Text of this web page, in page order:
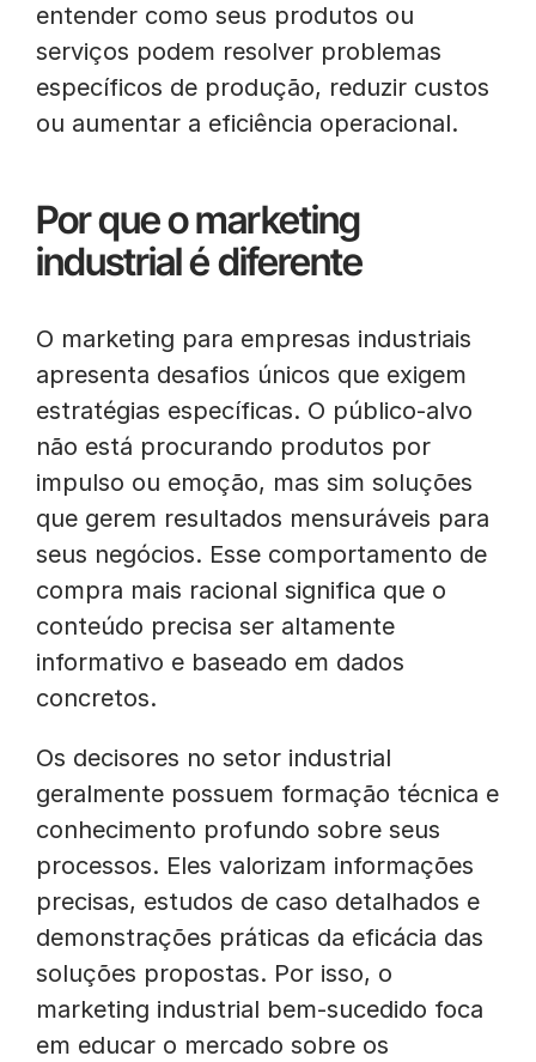
entender como seus produtos ou
serviços podem resolver problemas
específicos de produção, reduzir custos
ou aumentar a eficiência operacional.
Por que o marketing
industrial é diferente
O marketing para empresas industriais
apresenta desafios únicos que exigem
estratégias específicas. O público-alvo
não está procurando produtos por
impulso ou emoção, mas sim soluções
que gerem resultados mensuráveis para
seus negócios. Esse comportamento de
compra mais racional significa que o
conteúdo precisa ser altamente
informativo e baseado em dados
concretos.
Os decisores no setor industrial
geralmente possuem formação técnica e
conhecimento profundo sobre seus
processos. Eles valorizam informações
precisas, estudos de caso detalhados e
demonstrações práticas da eficácia das
soluções propostas. Por isso, o
marketing industrial bem-sucedido foca
em educar o mercado sobre os